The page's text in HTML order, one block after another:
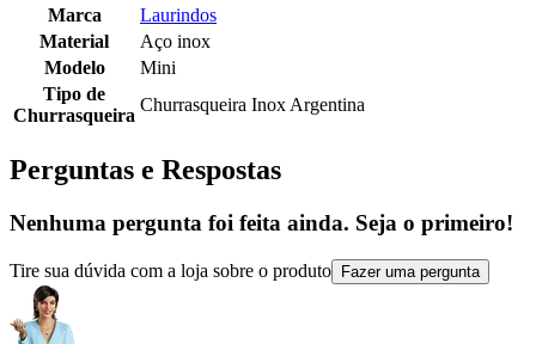
Marca
Laurindos
Material
Aço inox
Modelo
Mini
Tipo de
Churrasqueira
Churrasqueira Inox Argentina
Perguntas e Respostas
Nenhuma pergunta foi feita ainda. Seja o primeiro!
Tire sua dúvida com a loja sobre o produto Fazer uma pergunta